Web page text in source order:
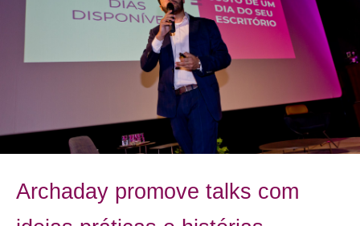
Archaday promove talks com